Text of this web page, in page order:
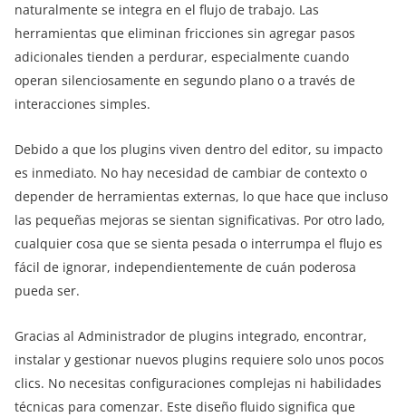
naturalmente se integra en el flujo de trabajo. Las
herramientas que eliminan fricciones sin agregar pasos
adicionales tienden a perdurar, especialmente cuando
operan silenciosamente en segundo plano o a través de
interacciones simples.
Debido a que los plugins viven dentro del editor, su impacto
es inmediato. No hay necesidad de cambiar de contexto o
depender de herramientas externas, lo que hace que incluso
las pequeñas mejoras se sientan significativas. Por otro lado,
cualquier cosa que se sienta pesada o interrumpa el flujo es
fácil de ignorar, independientemente de cuán poderosa
pueda ser.
Gracias al Administrador de plugins integrado, encontrar,
instalar y gestionar nuevos plugins requiere solo unos pocos
clics. No necesitas configuraciones complejas ni habilidades
técnicas para comenzar. Este diseño fluido significa que